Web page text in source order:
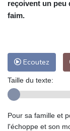
reçoivent un peu
faim.
Ecoutez
Taille du texte:
Pour sa famille et
l'échoppe et son